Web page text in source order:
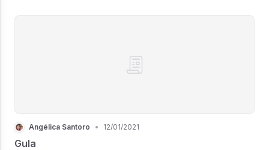
Angélica Santoro • 12/01/2021
Gula